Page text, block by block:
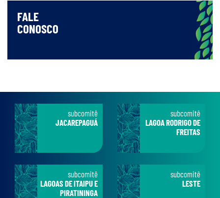
FALE
CONOSCO
subcomitê
JACAREPAGUÁ
subcomitê
LAGOA RODRIGO DE
FREITAS
subcomitê
LAGOAS DE ITAIPU E
PIRATININGA
subcomitê
LESTE